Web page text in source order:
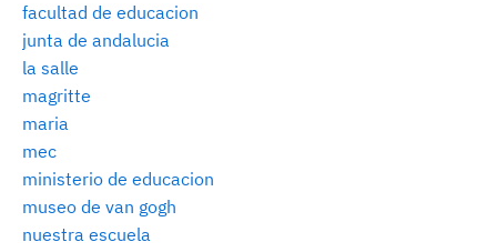
facultad de educacion
junta de andalucia
la salle
magritte
maria
mec
ministerio de educacion
museo de van gogh
nuestra escuela